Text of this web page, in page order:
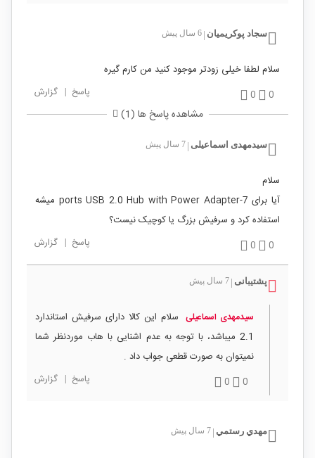
سجاد پوکریمیان | 6 سال پیش
سلام لطفا خیلی زودتر موجود کنید من کارم گیره
0
0 پاسخ | گزارش
مشاهده پاسخ ها (1)
سیدمهدی اسماعیلی | 7 سال پیش
سلام
آیا برای 7-ports USB 2.0 Hub with Power Adapter میشه
استفاده کرد و سرفیش بزرگ یا کوچیک نیست؟
0
0 پاسخ | گزارش
پشتیبانی | 7 سال پیش
سیدمهدی اسماعیلی سلام این کالا دارای سرفیش استاندارد
2.1 میباشد، با توجه به عدم اشنایی با هاب موردنظر شما
نمیتوان به صورت قطعی جواب داد .
0
0 پاسخ | گزارش
مهدي رستمي | 7 سال پیش